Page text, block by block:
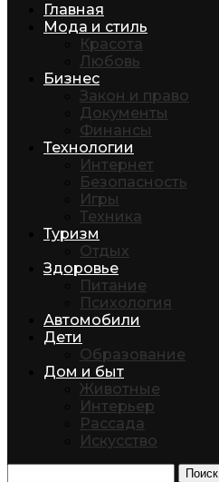
Главная
Мода и стиль
Красота
Любовь
Бизнес
Закон и право
Документы
Финансы
Технологии
Интернет
Безопасность
Игры
Техника
Туризм
Отдых
Здоровье
Питание
Психология
Автомобили
Дети
Образование
Дом и быт
Животные
Интерьер
Рассада
Искусство
Поиск